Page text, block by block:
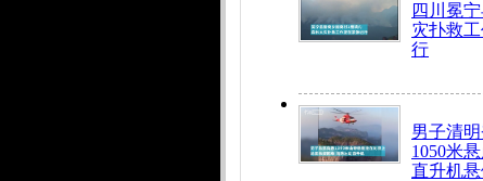
四川冕
灾扑救
行
男子清
1050米
直升机